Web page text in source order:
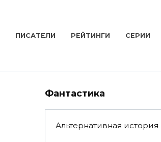
ПИСАТЕЛИ РЕЙТИНГИ СЕРИИ
Фантастика
Альтернативная история